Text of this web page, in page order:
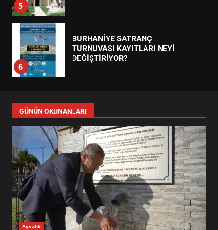
5
6
BURHANİYE SATRANÇ
TURNUVASI KAYITLARI NEYİ
DEĞİŞTİRİYOR?
7
YENİ YÖNETİM NASIL
ŞEKİLLENDİ?
1
AYVALIK SU MİRASI İÇİN
HAREKETE GEÇİYOR: GÖZLER
BULUŞMADA
ESA 2026’DA TÜRK BAHARATI
GÜNÜN OKUNANLARI
Ayvalık